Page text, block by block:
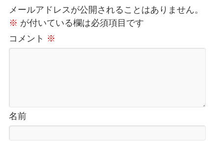
メールアドレスが公開されることはありません。
※ が付いている欄は必須項目です
コメント ※
名前